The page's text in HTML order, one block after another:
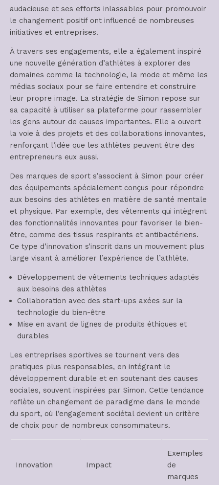
audacieuse et ses efforts inlassables pour promouvoir
le changement positif ont influencé de nombreuses
initiatives et entreprises.
À travers ses engagements, elle a également inspiré
une nouvelle génération d’athlètes à explorer des
domaines comme la technologie, la mode et même les
médias sociaux pour se faire entendre et construire
leur propre image. La stratégie de Simon repose sur
sa capacité à utiliser sa plateforme pour rassembler
les gens autour de causes importantes. Elle a ouvert
la voie à des projets et des collaborations innovantes,
renforçant l’idée que les athlètes peuvent être des
entrepreneurs eux aussi.
Des marques de sport s’associent à Simon pour créer
des équipements spécialement conçus pour répondre
aux besoins des athlètes en matière de santé mentale
et physique. Par exemple, des vêtements qui intègrent
des fonctionnalités innovantes pour favoriser le bien-
être, comme des tissus respirants et antibactériens.
Ce type d’innovation s’inscrit dans un mouvement plus
large visant à améliorer l’expérience de l’athlète.
Développement de vêtements techniques adaptés
aux besoins des athlètes
Collaboration avec des start-ups axées sur la
technologie du bien-être
Mise en avant de lignes de produits éthiques et
durables
Les entreprises sportives se tournent vers des
pratiques plus responsables, en intégrant le
développement durable et en soutenant des causes
sociales, souvent inspirées par Simon. Cette tendance
reflète un changement de paradigme dans le monde
du sport, où l’engagement sociétal devient un critère
de choix pour de nombreux consommateurs.
Innovation Impact
Exemples
de
marques